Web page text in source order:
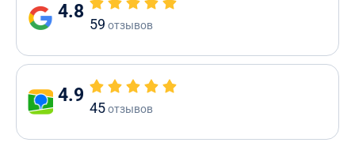
4.8
59 отзывов
4.9
45отзывов